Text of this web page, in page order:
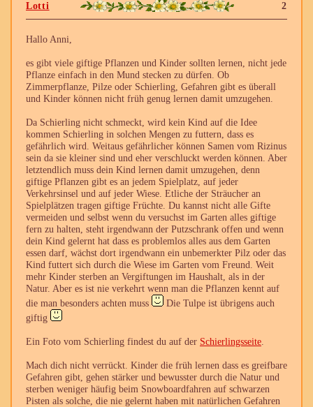
2
Lotti
Hallo Anni,
es gibt viele giftige Pflanzen und Kinder sollten lernen, nicht jede
Pflanze einfach in den Mund stecken zu dürfen. Ob
Zimmerpflanze, Pilze oder Schierling, Gefahren gibt es überall
und Kinder können nicht früh genug lernen damit umzugehen.
Da Schierling nicht schmeckt, wird kein Kind auf die Idee
kommen Schierling in solchen Mengen zu futtern, dass es
gefährlich wird. Weitaus gefährlicher können Samen vom Rizinus
sein da sie kleiner sind und eher verschluckt werden können. Aber
letztendlich muss dein Kind lernen damit umzugehen, denn
giftige Pflanzen gibt es an jedem Spielplatz, auf jeder
Verkehrsinsel und auf jeder Wiese. Etliche der Sträucher an
Spielplätzen tragen giftige Früchte. Du kannst nicht alle Gifte
vermeiden und selbst wenn du versuchst im Garten alles giftige
fern zu halten, steht irgendwann der Putzschrank offen und wenn
dein Kind gelernt hat dass es problemlos alles aus dem Garten
essen darf, wächst dort irgendwann ein unbemerkter Pilz oder das
Kind futtert sich durch die Wiese im Garten vom Freund. Weit
mehr Kinder sterben an Vergiftungen im Haushalt, als in der
Natur. Aber es ist nie verkehrt wenn man die Pflanzen kennt auf
die man besonders achten muss
Die Tulpe ist übrigens auch
giftig
Ein Foto vom Schierling findest du auf der Schierlingsseite
Mach dich nicht verrückt. Kinder die früh lernen dass es greifbare
Gefahren gibt, gehen stärker und bewusster durch die Natur und
sterben weniger häufig beim Snowboardfahren auf schwarzen
Pisten als solche, die nie gelernt haben mit natürlichen Gefahren